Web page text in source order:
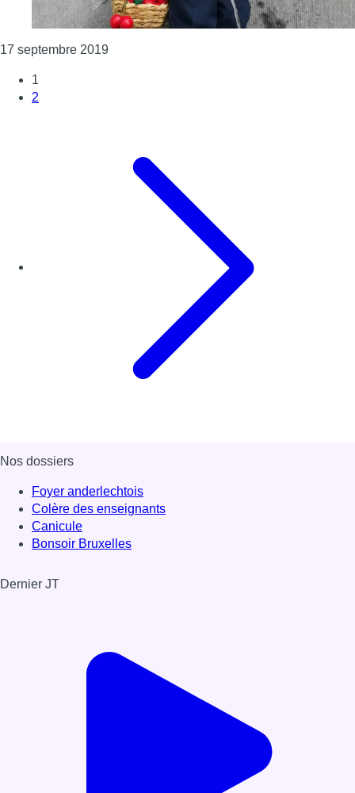
17 septembre 2019Consulter l'article "Manneken Pis :
1
2
Nos dossiers
Foyer anderlechtois
Colère des enseignants
Canicule
Bonsoir Bruxelles
Dernier JT